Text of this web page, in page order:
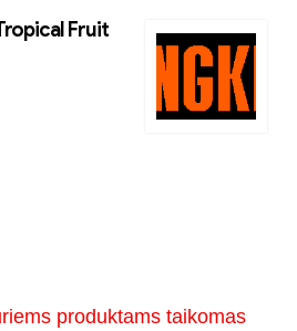
Fruit
produktams taikomas